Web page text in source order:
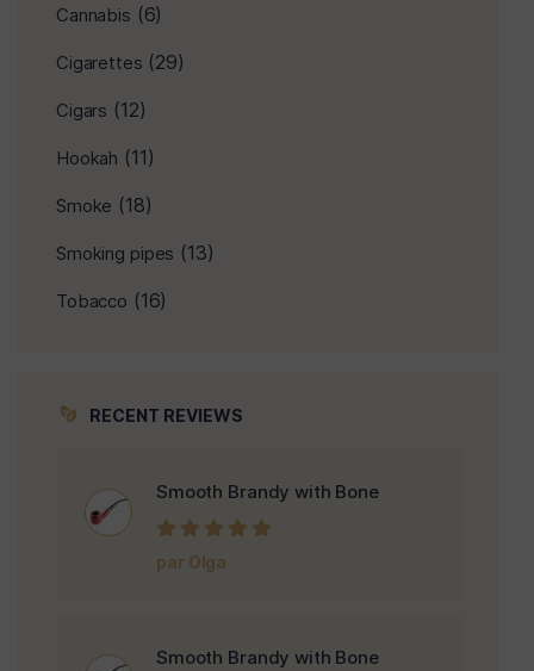
Cannabis (6)
Cigarettes (29)
Cigars (12)
Hookah (11)
Smoke (18)
Smoking pipes (13)
Tobacco (16)
RECENT REVIEWS
Smooth Brandy with Bone
Note5sur 5
par Olga
Smooth Brandy with Bone